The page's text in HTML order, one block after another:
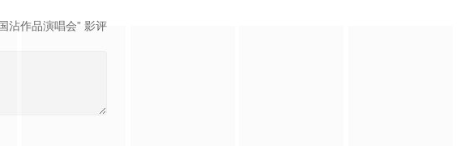
沾作品演唱会” 影评